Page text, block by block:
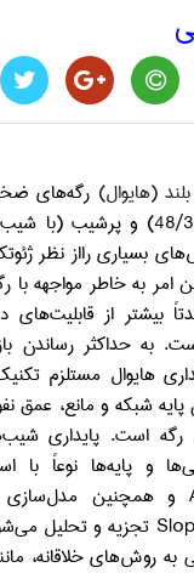
(هایوال) رگه‌های
بسیاری رااز نظر
امر به خاطر مواجهه
بیشتر از قابلیت‌های
به حداکثر رساندن
هایوال مستلزم
شبکه و مانع، عمق
است. پایداری
و پایه‌‌ها نوعاً با
و همچنین مدل‌سازی
تجزیه و تحلیل
به روش‌های خلاقانه،